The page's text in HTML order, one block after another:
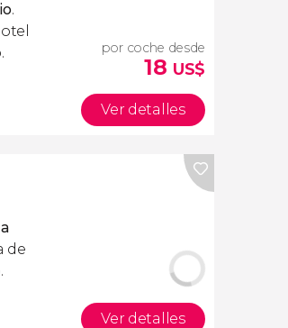
.
por coche desde
18 US$
Ver detalles
de
Ver detalles